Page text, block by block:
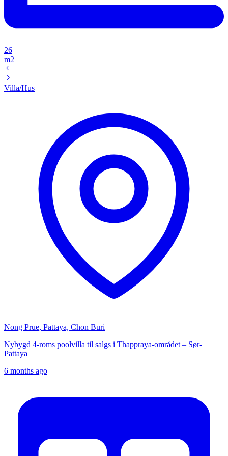
26
m2
Villa/Hus
Nong Prue, Pattaya, Chon Buri
Nybygd 4-roms poolvilla til salgs i Thappraya-området – Sør-
Pattaya
6 months ago